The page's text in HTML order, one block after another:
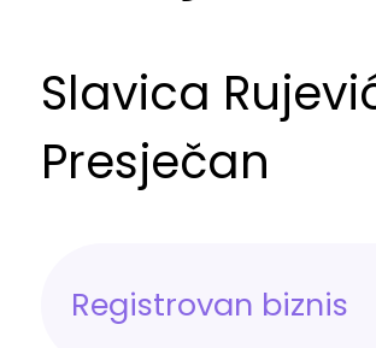
Slavica
Presječan
Registrovan biznis